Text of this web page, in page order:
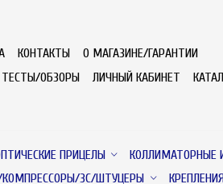
КОНТАКТЫ
О МАГАЗИНЕ/ГАРАНТИИ
ТЕСТЫ/ОБЗОРЫ ЛИЧНЫЙ КАБИНЕТ
ПРИЦЕЛЫ КОЛЛИМАТОРНЫЕ
ЗС/ШТУЦЕРЫ